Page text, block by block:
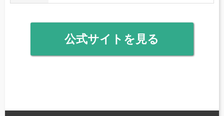
公式サイトを見る